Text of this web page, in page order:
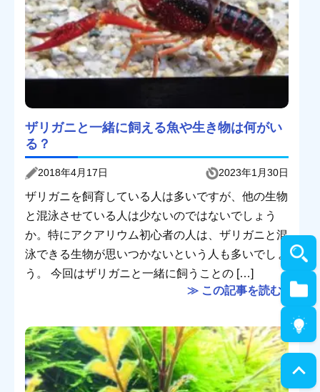
ザリガニと一緒に飼える魚や生き物は何がい
る？
2018年4月17日 2023年1月30日
ザリガニを飼育している人は多いですが、他の生物
と混泳させている人は少ないのではないでしょう
か。特にアクアリウム初心者の人は、ザリガニと混
泳できる生物が思いつかないという人も多いでしょ
う。 今回はザリガニと一緒に飼うことの […]
≫ この記事を読む